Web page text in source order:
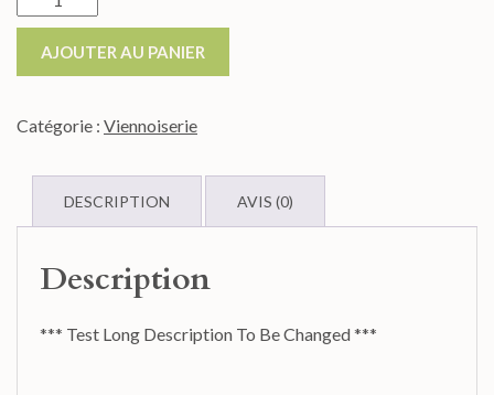
AJOUTER AU PANIER
Catégorie : Viennoiserie
DESCRIPTION AVIS (0)
Description
*** Test Long Description To Be Changed ***